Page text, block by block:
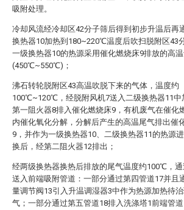
吸附处理。
冷却风流经冷却区42分子筛后得到初步升温后再
换热器10加热到180~220℃温度后吹扫脱附区43
一级换热器10的热源采用催化燃烧床9排放的高
(450℃~550℃)；
沸石转轮脱附区43高温吹脱下来的气体，温度约
100℃~120℃，经脱附风机7送入二级换热器11中
第一阻火器8排入催化燃烧床9，有机废气在催化
内催化氧化分解，分解后产生的高温尾气排出催
9，并作为一级换热器10、二级换热器11的热源
换后，经第二阻火器12排出；
经两级换热器换热后排放的尾气温度约100℃，
送入前端吸附管道：一部分通过第四管道17并且
量调节阀13引入升温调湿器3中作为热源加热待
气；一部分通过第五管道18排入洗涤塔1前端管